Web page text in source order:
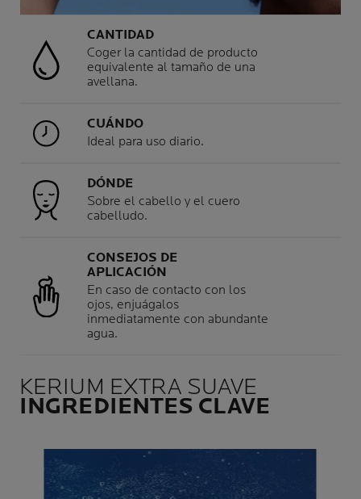
CANTIDAD
Coger la cantidad de producto
equivalente al tamaño de una
avellana.
CUÁNDO
Ideal para uso diario.
DÓNDE
Sobre el cabello y el cuero
cabelludo.
CONSEJOS DE
APLICACIÓN
En caso de contacto con los
ojos, enjuágalos
inmediatamente con abundante
agua.
KERIUM EXTRA SUAVE
INGREDIENTES CLAVE